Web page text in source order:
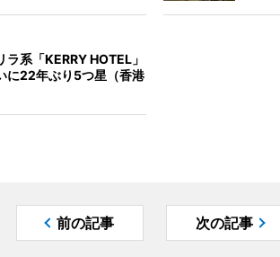
系「KERRY HOTEL」
に22年ぶり5つ星（香港
前の記事 次の記事